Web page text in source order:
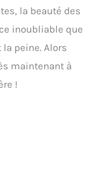
un kit idéal et
de cadeaux -
la randonnée,
pensera que
un cadeau
la beauté des
inoubliable que
peine. Alors
maintenant à
!